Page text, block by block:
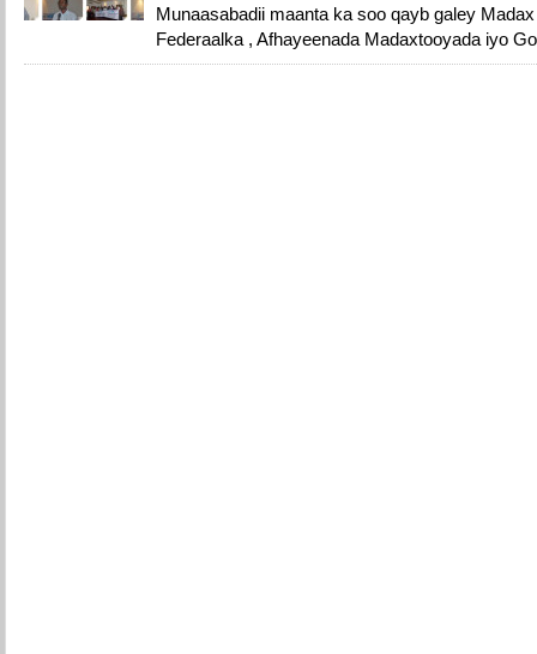
Munaasabadii maanta ka soo qayb galey
Federaalka , Afhayeenada Madaxtooyada iyo